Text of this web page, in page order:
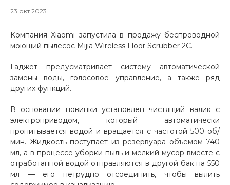
25%
Добавляйте товары
Оплачивайте сегодня только
25% картой любого банка
Получайте товар
23 окт 2023
Компания Xiaomi запустила в продажу беспроводной
моющий пылесос Mijia Wireless Floor Scrubber 2C.
Гаджет предусматривает систему автоматической
замены воды, голосовое управление, а также ряд
других функций.
В основании новинки установлен чистящий валик с
электроприводом, который автоматически
пропитывается водой и вращается с частотой 500 об/
мин. Жидкость поступает из резервуара объемом 740
мл, а в процессе уборки пыль и мелкий мусор вместе с
отработанной водой отправляются в другой бак на 550
мл — его нетрудно отсоединить, чтобы вылить